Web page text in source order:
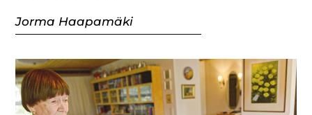
Jorma Haapamäki